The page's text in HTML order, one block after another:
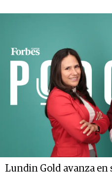
Lundin Gold avanza en